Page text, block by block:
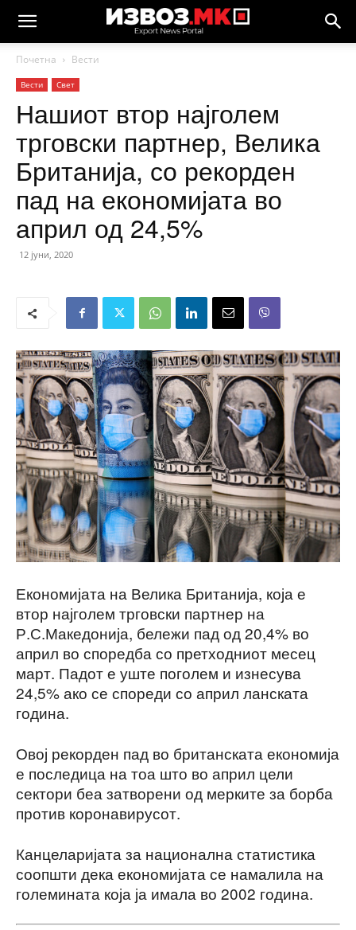
Почетна Вести
Вести Свет
Нашиот втор најголем
трговски партнер, Велика
Британија, со рекорден
пад на економијата во
април од 24,5%
12 јуни, 2020
Економијата на Велика Британија, која е
втор најголем трговски партнер на
Р.С.Македонија, бележи пад од 20,4% во
април во споредба со претходниот месец
март. Падот е уште поголем и изнесува
24,5% ако се спореди со април ланската
година.
Овој рекорден пад во британската економија
е последица на тоа што во април цели
сектори беа затворени од мерките за борба
против коронавирусот.
Канцеларијата за национална статистика
соопшти дека економијата се намалила на
големината која ја имала во 2002 година.